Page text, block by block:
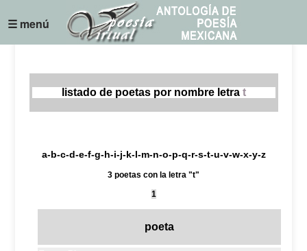
☰ menú
listado de poetas por nombre letra t
a-b-c-d-e-f-g-h-i-j-k-l-m-n-o-p-q-r-s-t-u-v-w-x-y-z
3 poetas con la letra "t"
1
poeta